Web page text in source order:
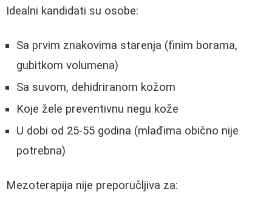
Idealni kandidati su osobe:
Sa prvim znakovima starenja (finim borama,
gubitkom volumena)
Sa suvom, dehidriranom kožom
Koje žele preventivnu negu kože
U dobi od 25-55 godina (mlađima obično nije
potrebna)
Mezoterapija nije preporučljiva za: